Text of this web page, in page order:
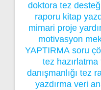
doktora tez
raporu kitap
mimari proje
motivasyon
YAPTIRMA soru
tez hazırlatma
danışmanlığı tez
yazdırma veri